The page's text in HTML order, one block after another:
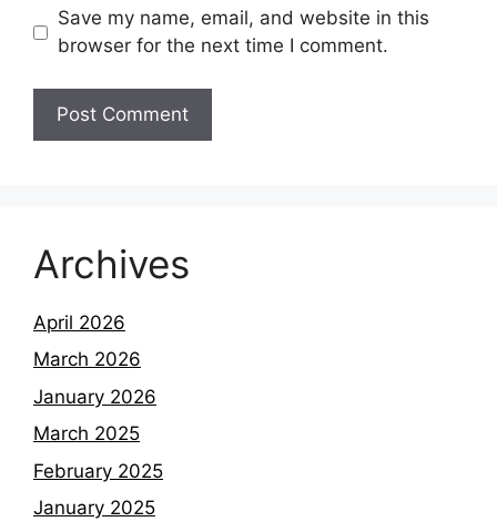
Save my name, email, and website in this
browser for the next time I comment.
Archives
April 2026
March 2026
January 2026
March 2025
February 2025
January 2025